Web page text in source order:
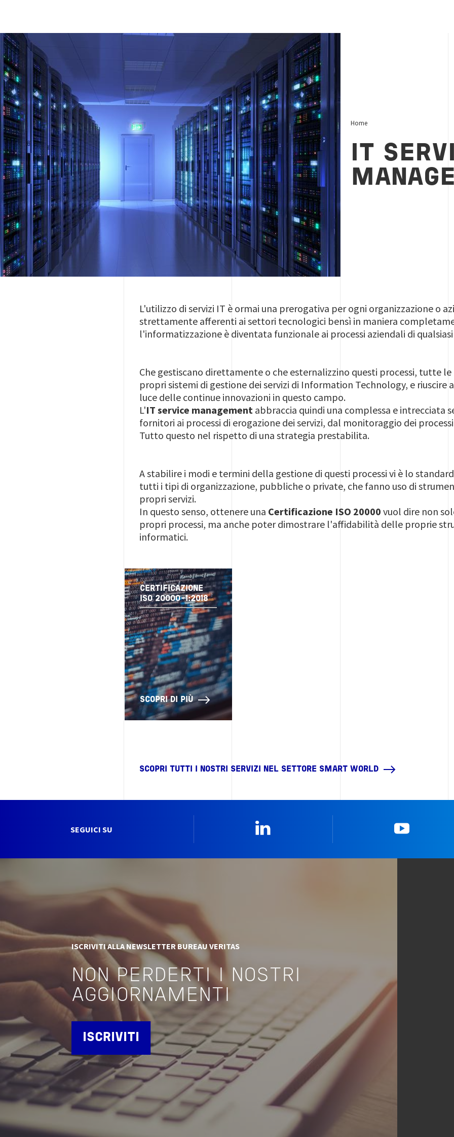
ict-management
Home
IT
L'utilizzo di servizi IT è ormai una prerogativa per ogni organizzazione o
strettamente afferenti ai settori tecnologici bensì in maniera
l'informatizzazione è diventata funzionale ai processi aziendali di
Che gestiscano direttamente o che esternalizzino questi processi, tutte
propri sistemi di gestione dei servizi di Information Technology, e
luce delle continue innovazioni in questo campo.
L'IT service management abbraccia quindi una complessa e intrecciata
fornitori ai processi di erogazione dei servizi, dal monitoraggio dei
Tutto questo nel rispetto di una strategia prestabilita.
A stabilire i modi e termini della gestione di questi processi vi è lo
tutti i tipi di organizzazione, pubbliche o private, che fanno uso di
propri servizi.
In questo senso, ottenere una Certificazione ISO 20000 vuol dire non
propri processi, ma anche poter dimostrare l'affidabilità delle proprie
informatici.
CERTIFICAZIONE
ISO 20000-1:2018
SCOPRI DI PIÙ
SCOPRI TUTTI I NOSTRI SERVIZI NEL SETTORE SMART WORLD
SEGUICI SU
ISCRIVITI ALLA NEWSLETTER BUREAU VERITAS
NON PERDERTI I NOSTRI
AGGIORNAMENTI
ISCRIVITI